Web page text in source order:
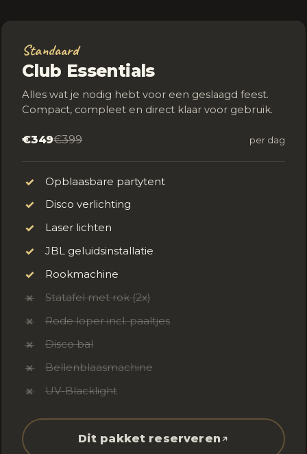
Standaard
Club Essentials
Alles wat je nodig hebt voor een geslaagd feest.
Compact, compleet en direct klaar voor gebruik.
€349€399 per dag
✓
Opblaasbare partytent
✓
Disco verlichting
✓
Laser lichten
✓
JBL geluidsinstallatie
✓
Rookmachine
✗
Statafel met rok (2x)
✗
Rode loper incl. paaltjes
✗
Disco bal
✗
Bellenblaasmachine
✗
UV-Blacklight
Dit pakket reserveren